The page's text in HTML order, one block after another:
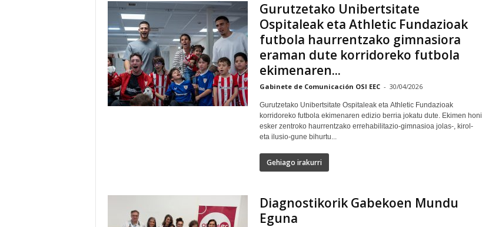
Gurutzetako Unibertsitate
Ospitaleak eta Athletic Fundazioak
futbola haurrentzako gimnasiora
eraman dute korridoreko futbola
ekimenaren...
Gabinete de Comunicación OSI EEC - 30/04/2026
Gurutzetako Unibertsitate Ospitaleak eta Athletic Fundazioak
korridoreko futbola ekimenaren edizio berria jokatu dute. Ekimen honi
esker zentroko haurrentzako errehabilitazio-gimnasioa jolas-, kirol-
eta ilusio-gune bihurtu...
Gehiago irakurri
Diagnostikorik Gabekoen Mundu
Eguna